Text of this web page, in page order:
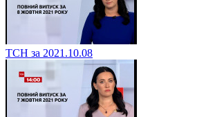
ТСН за 2021.10.08